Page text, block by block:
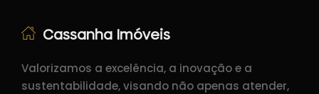
Cassanha Imóveis
Valorizamos a excelência, a inovação e a
sustentabilidade, visando não apenas atender,